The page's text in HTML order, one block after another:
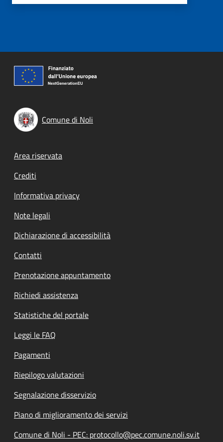
Comune di Noli
Footer menu
Area riservata
Crediti
Informativa privacy
Note legali
Dichiarazione di accessibilità
Contatti
Prenotazione appuntamento
Richiedi assistenza
Statistiche del portale
Leggi le FAQ
Pagamenti
Riepilogo valutazioni
Segnalazione disservizio
Piano di miglioramento dei servizi
Comune di Noli - PEC: protocollo@pec.comune.noli.sv.it